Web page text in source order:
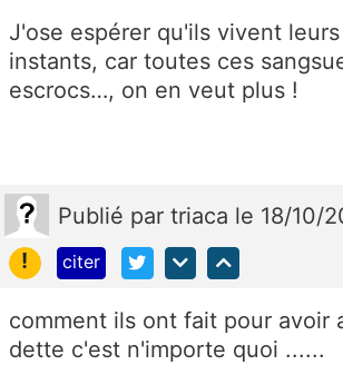
J'ose espérer qu'ils vivent
instants, car toutes ces
escrocs…, on en veut plus !
Publié par triaca le 18/10/
!
citer
comment ils ont fait pour avoir
dette c'est n'importe quoi ......